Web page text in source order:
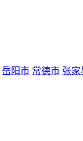
岳阳市 常德市 张家